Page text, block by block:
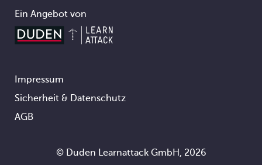
Ein Angebot von
Footer
Impressum
Sicherheit & Datenschutz
AGB
© Duden Learnattack GmbH, 2026